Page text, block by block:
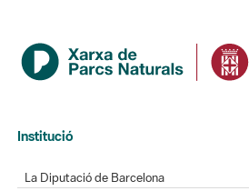
Institució
La Diputació de Barcelona